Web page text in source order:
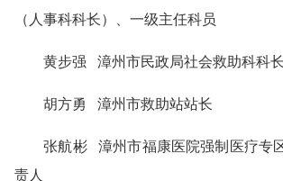
（人事科科长）、一级主任科员
黄步强 漳州市民政局社会救助科科长
胡方勇 漳州市救助站站长
张航彬 漳州市福康医院强制医疗专区
责人